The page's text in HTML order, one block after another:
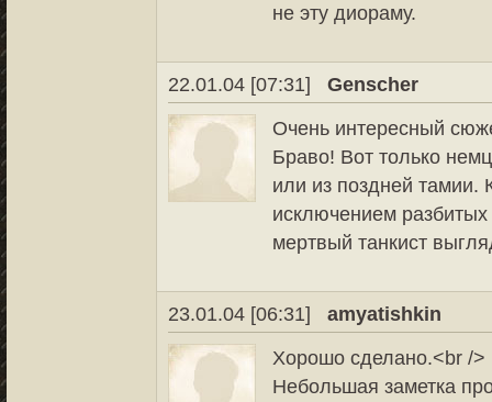
не эту диораму.
22.01.04 [07:31]
Genscher
Очень интересный
Браво! Вот только
или из поздней тамии.
исключением
мертвый танкист
23.01.04 [06:31]
amyatishkin
Хорошо сделано.<br />
Небольшая заметка